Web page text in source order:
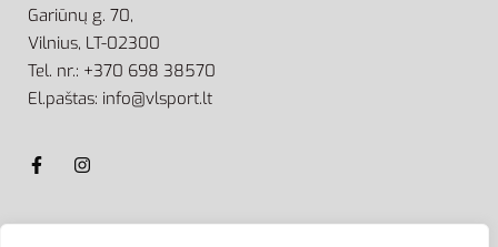
Gariūnų g. 70,
Vilnius, LT-02300
Tel. nr.: +370 698 38570
El.paštas: info@vlsport.lt